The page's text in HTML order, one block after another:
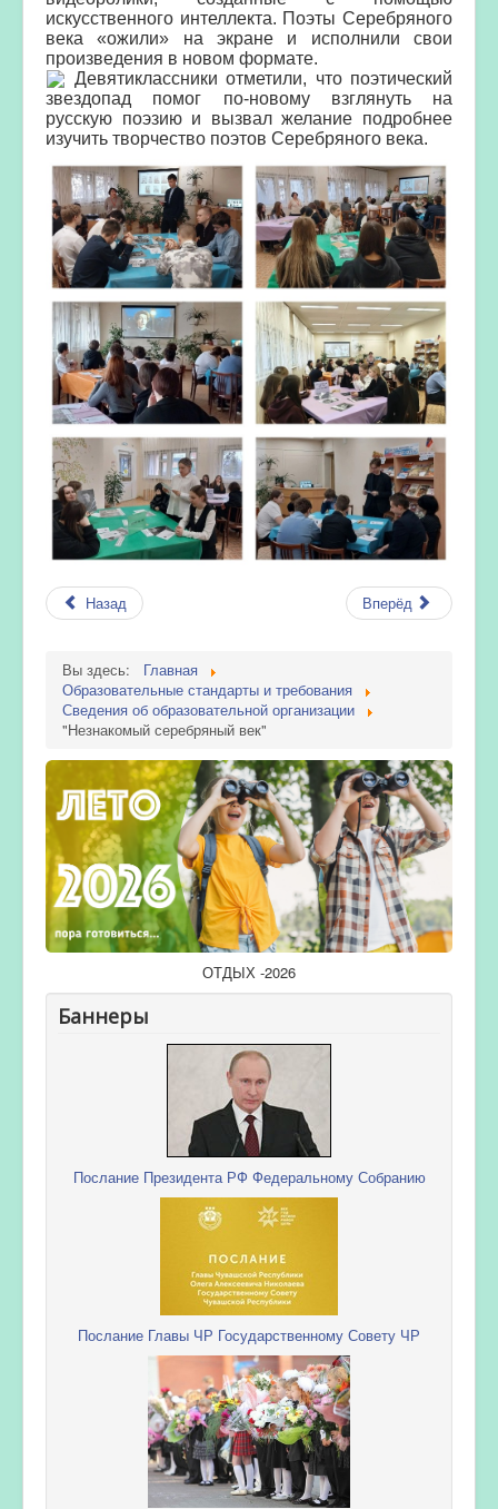
искусственного интеллекта. Поэты Серебряного
века «ожили» на экране и исполнили свои
произведения в новом формате.
Девятиклассники отметили, что поэтический
звездопад помог по-новому взглянуть на
русскую поэзию и вызвал желание подробнее
изучить творчество поэтов Серебряного века.
Назад Вперёд
Вы здесь:
Главная
Образовательные стандарты и требования
Сведения об образовательной организации
"Незнакомый серебряный век"
ОТДЫХ -2026
Баннеры
Послание Президента РФ Федеральному Собранию
Послание Главы ЧР Государственному Совету ЧР